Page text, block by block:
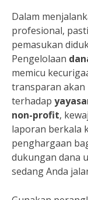
Dalam
profesional,
pemasukan
Pengelolaan
memicu
transparan
terhadap
non-profit,
laporan berkala
penghargaan
dukungan dana
sedang Anda